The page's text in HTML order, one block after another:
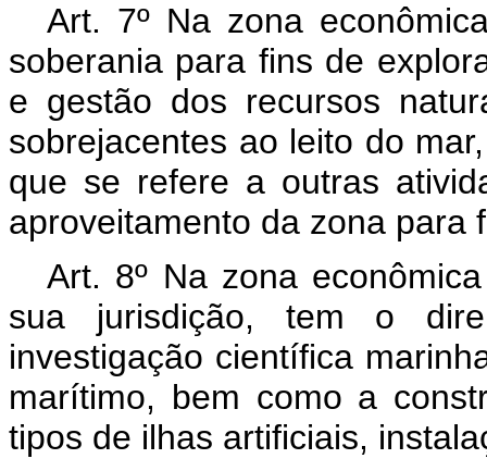
Art. 7º Na zona
soberania para fins de
e gestão dos recursos
sobrejacentes ao leito do
que se refere a outras
aproveitamento da zona para
Art. 8º Na zona
sua jurisdição, tem o
investigação científica
marítimo, bem como a
tipos de ilhas artificiais,